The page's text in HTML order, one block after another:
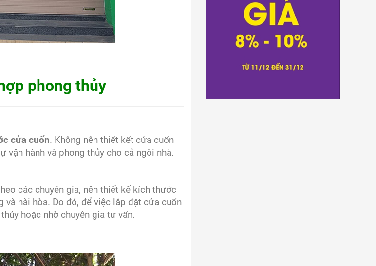
phong thủy
cửa cuốn. Không nên thiết kết cửa cuốn
vận hành và phong thủy cho cả ngôi nhà.
các chuyên gia, nên thiết kế kích thước
hài hòa. Do đó, để việc lắp đặt cửa cuốn
hoặc nhờ chuyên gia tư vấn.